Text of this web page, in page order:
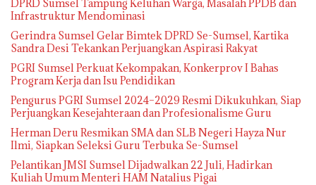
DPRD Sumsel Tampung Keluhan Warga, Masalah PPDB dan
Infrastruktur Mendominasi
Gerindra Sumsel Gelar Bimtek DPRD Se-Sumsel, Kartika
Sandra Desi Tekankan Perjuangkan Aspirasi Rakyat
PGRI Sumsel Perkuat Kekompakan, Konkerprov I Bahas
Program Kerja dan Isu Pendidikan
Pengurus PGRI Sumsel 2024–2029 Resmi Dikukuhkan, Siap
Perjuangkan Kesejahteraan dan Profesionalisme Guru
Herman Deru Resmikan SMA dan SLB Negeri Hayza Nur
Ilmi, Siapkan Seleksi Guru Terbuka Se-Sumsel
Pelantikan JMSI Sumsel Dijadwalkan 22 Juli, Hadirkan
Kuliah Umum Menteri HAM Natalius Pigai